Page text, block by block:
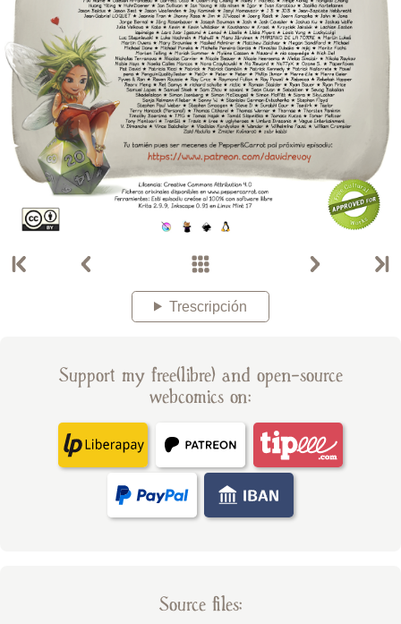
Trescripción
Support my free(libre) and open-source
webcomics on:
Source files: